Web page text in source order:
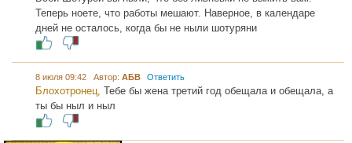
Теперь ноете, что работы мешают. Наверное, в календаре
дней не осталось, когда бы не ныли шотуряни
8 июля 09:42 Автор: АБВ Ответить
Блохотронец, Тебе бы жена третий год обещала и обещала, а
ты бы ныл и ныл